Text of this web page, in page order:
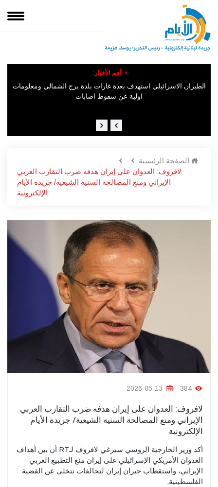
أهم الأخبار:
الطيران الاسرائيلي استهدف بعدة غارات بلدة برج الشمالي ومعلومات
اولية عن سقوط اصابات
لبنان: "إخلاء منازلكم فوراً والابتعاد عن القرية شمالًا لمسافة لا تقل عن
1000 متر إلى أراضي مفتوحة".
الصفحة الرئيسية
لافروف: العدوان على إيران هدفه ضرب التقارب العربي
الإيراني ومنع المصالحة السنية الشيعية/ جريدة الأيام
الإلكترونية
لافروف: العدوان على إيران هدفه ضرب التقارب العربي
الإيراني ومنع المصالحة السنية الشيعية/ جريدة الأيام
الإلكترونية
أكد وزير الخارجية الروسي سيرغي لافروف لـRT أن بين أهداف
العدوان الأمريكي الإسرائيلي على إيران منع التطبيع العربي
الإيراني، واستقطاب جيران إيران لتحالفات تتخلى عن القضية
الفلسطينية.